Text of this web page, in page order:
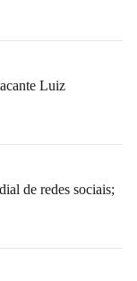
Luiz
de redes sociais;